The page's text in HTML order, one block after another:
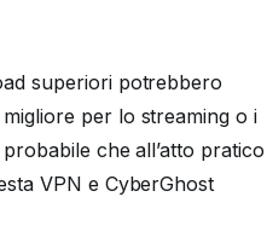
superiori potrebbero
per lo streaming o i
che all’atto pratico
VPN e CyberGhost